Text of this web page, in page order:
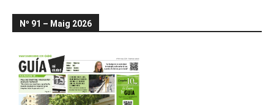
Nº 91 – Maig 2026